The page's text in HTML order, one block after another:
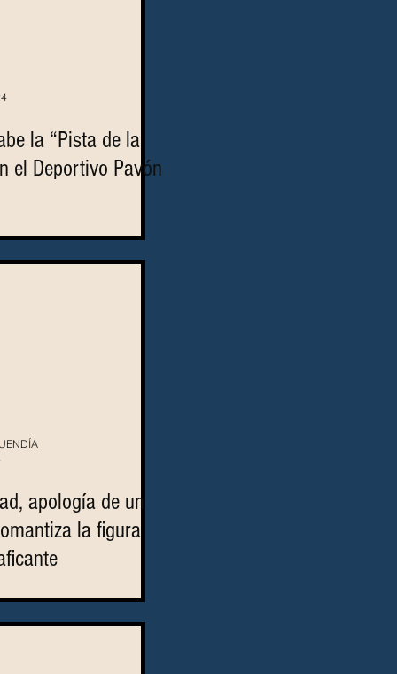
la “Pista de la
el Deportivo Pavón
apología de un
la figura